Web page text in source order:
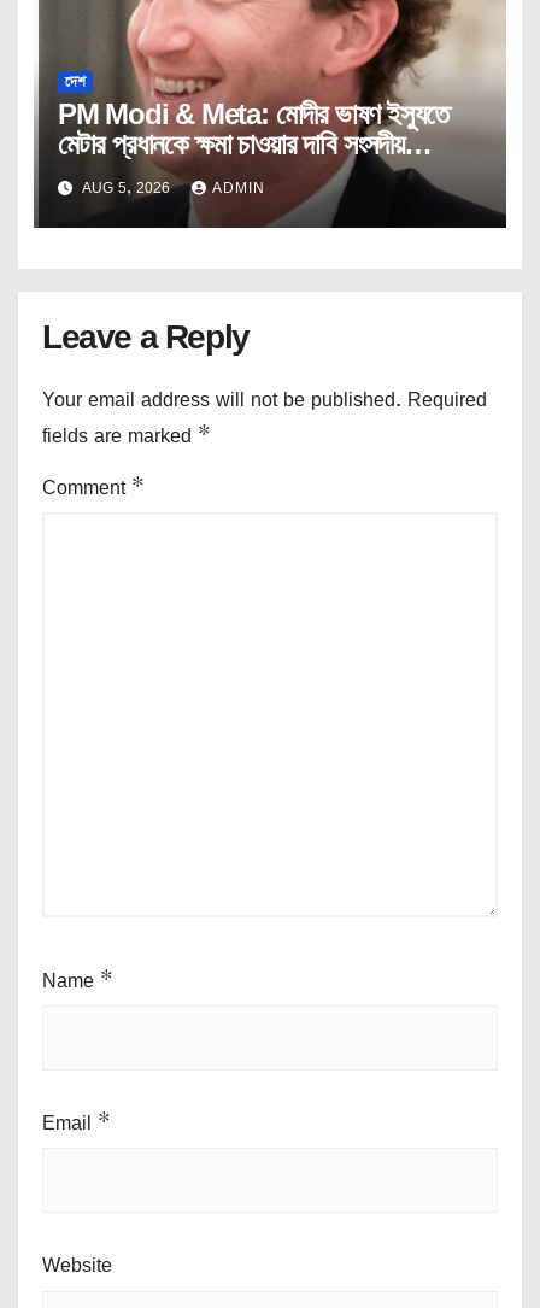
দেশ
PM Modi & Meta: মোদীর ভাষণ ইস্যুতে
মেটার প্রধানকে ক্ষমা চাওয়ার দাবি সংসদীয়
প্যানেলের।
AUG 5, 2026 ADMIN
Leave a Reply
Your email address will not be published. Required
fields are marked *
Comment *
Name *
Email *
Website